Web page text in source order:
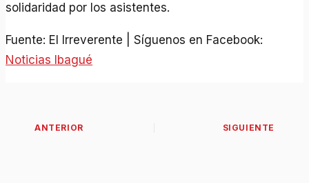
solidaridad por los asistentes.
Fuente: El Irreverente | Síguenos en Facebook:
Noticias Ibagué